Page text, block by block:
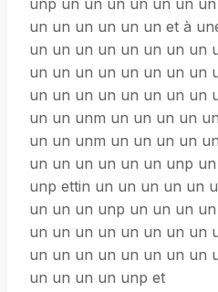
unp un un un un un un
un un un un un un et à
un un un un un un un un
un un un un un un un un
un un un un un un un un
un un unm un un un un
un un unm un un un un
un un un un un un unp
unp ettin un un un un un
un un un unp un un un
un un un un un un un un
un un un un un un un un
un un un un unp et